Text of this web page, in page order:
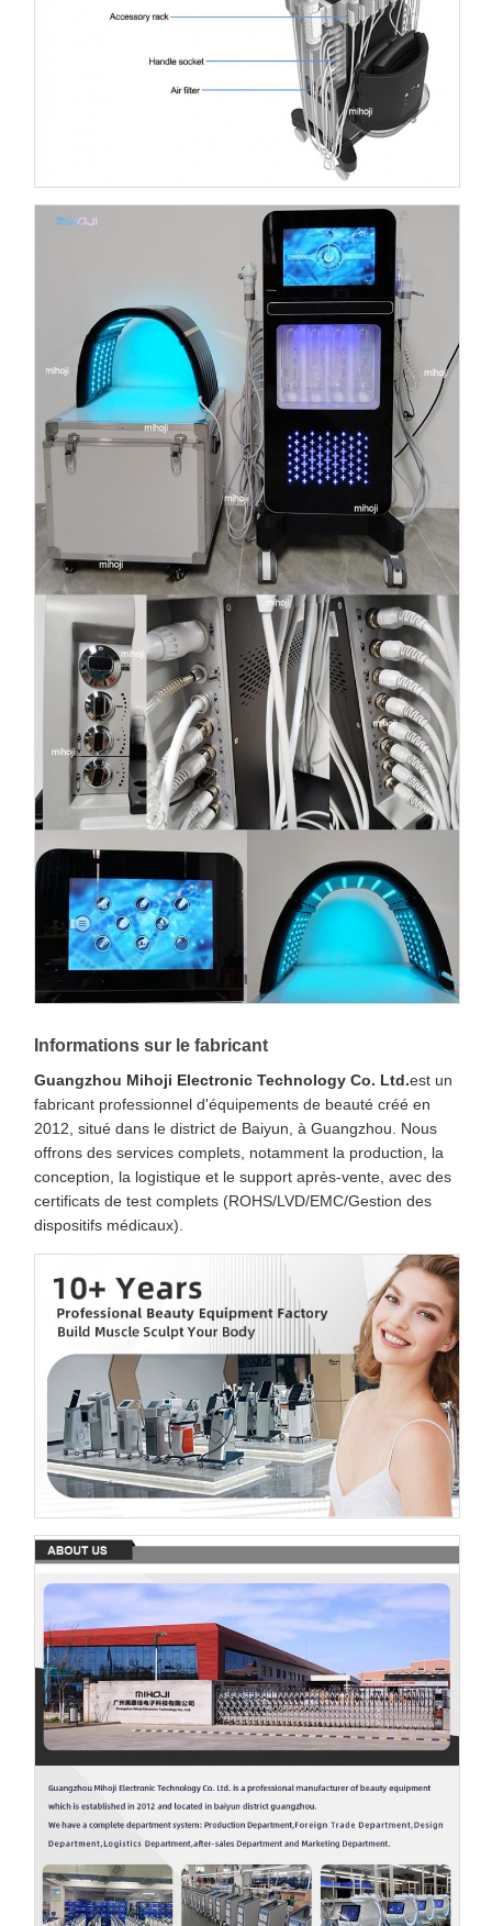
Informations sur le fabricant
Guangzhou Mihoji Electronic Technology Co. Ltd.est un
fabricant professionnel d'équipements de beauté créé en
2012, situé dans le district de Baiyun, à Guangzhou. Nous
offrons des services complets, notamment la production, la
conception, la logistique et le support après-vente, avec des
certificats de test complets (ROHS/LVD/EMC/Gestion des
dispositifs médicaux).